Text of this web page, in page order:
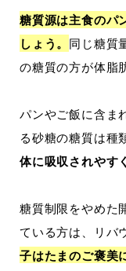
糖質源は主食のパ
しょう。 同じ糖質
の糖質の方が体脂
パンやご飯に含ま
る砂糖の糖質は種
体に吸収されやす
糖質制限をやめた
ている方は、リバ
子はたまのご褒美